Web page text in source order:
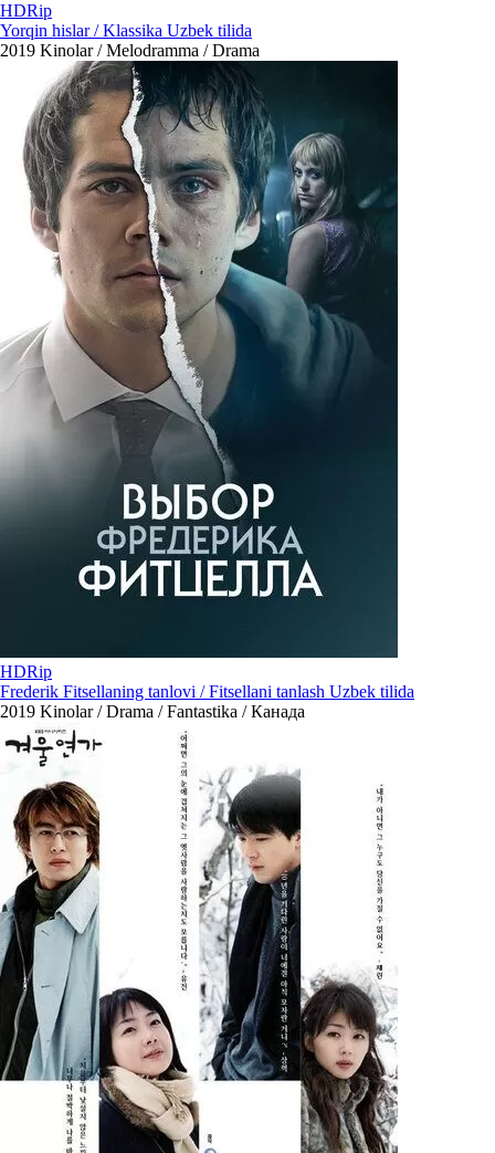
HDRip
Yorqin hislar / Klassika Uzbek tilida
2019 Kinolar / Melodramma / Drama
HDRip
Frederik Fitsellaning tanlovi / Fitsellani tanlash Uzbek tilida
2019 Kinolar / Drama / Fantastika / Канада